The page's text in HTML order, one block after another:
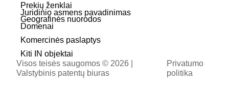
Prekių ženklai
Geografinės nuorodos
Juridinio asmens pavadinimas
Domenai
Komercinės paslaptys
Kiti IN objektai
Visos teisės saugomos © 2026 |
Valstybinis patentų biuras
Privatumo
politika